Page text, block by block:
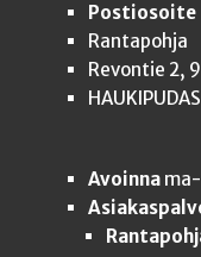
Postiosoite
Rantapohja
Revontie 2,
HAUKIPUDAS
Avoinnama-